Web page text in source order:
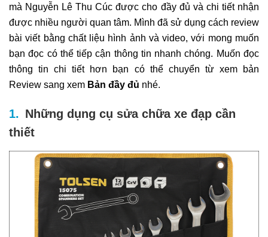
mà Nguyễn Lê Thu Cúc được cho đầy đủ và chi tiết nhận
được nhiều người quan tâm. Mình đã sử dụng cách review
bài viết bằng chất liệu hình ảnh và video, với mong muốn
bạn đọc có thể tiếp cận thông tin nhanh chóng. Muốn đọc
thông tin chi tiết hơn bạn có thể chuyển từ xem bản
Review sang xem Bản đầy đủ nhé.
Những dụng cụ sửa chữa xe đạp cần
thiết